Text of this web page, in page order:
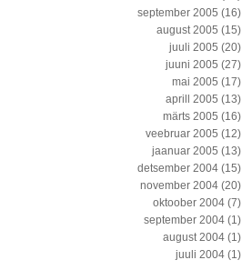
september 2005 (16)
august 2005 (15)
juuli 2005 (20)
juuni 2005 (27)
mai 2005 (17)
aprill 2005 (13)
märts 2005 (16)
veebruar 2005 (12)
jaanuar 2005 (13)
detsember 2004 (15)
november 2004 (20)
oktoober 2004 (7)
september 2004 (1)
august 2004 (1)
juuli 2004 (1)